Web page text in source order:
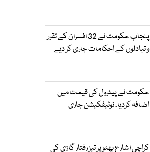
پنجاب حکومت نے 32 افسران کے تقرر
و تبادلوں کے احکامات جاری کر دیے
حکومت نے پیٹرول کی قیمت میں
اضافہ کردیا، نوٹیفکیشن جاری
کراچی؛ شارع بھٹو پر تیز رفتار گاڑی کی